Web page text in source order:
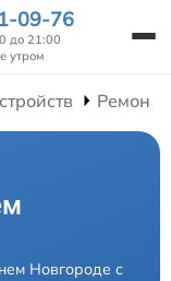
09-76
до 21:00
утром
Ремонт
Новгороде с